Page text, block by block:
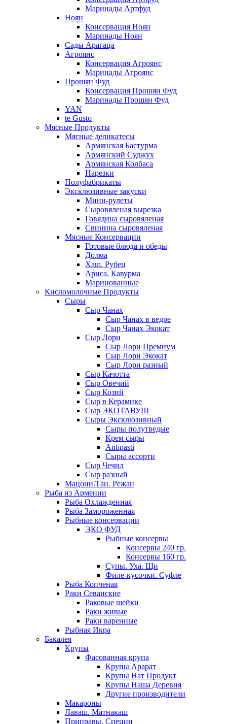
Маринады Артфуд
Ноян
Консервация Ноян
Маринады Ноян
Сады Арагаца
Агроянс
Консервация Агроянс
Маринады Агроянс
Прошян Фуд
Консервация Прошян Фуд
Маринады Прошян Фуд
YAN
te Gusto
Мясные Продукты
Мясные деликатесы
Армянская Бастурма
Армянский Суджух
Армянская Колбаса
Нарезки
Полуфабрикаты
Эксклюзивные закуски
Мини-рулеты
Сыровяленая вырезка
Говядина сыровяленая
Свинина сыровяленая
Мясные Консервации
Готовые блюда и обеды
Долма
Хаш. Рубец
Ариса. Кавурма
Маринованные
Кисломолочные Продукты
Сыры
Сыр Чанах
Сыр Чанах в ведре
Сыр Чанах Экокат
Сыр Лори
Сыр Лори Премиум
Сыр Лори Экокат
Сыр Лори разный
Сыр Качотта
Сыр Овечий
Сыр Козий
Сыр в Керамике
Сыр ЭКОТАВУШ
Сыры Эксклюзивный
Сыры полутведые
Крем сыры
Antipasti
Сыры ассорти
Сыр Чечил
Сыр разный
Мацони.Тан. Режан
Рыба из Армении
Рыба Охлажденная
Рыба Замороженная
Рыбные консервации
ЭКО ФУД
Рыбные консервы
Консервы 240 гр.
Консервы 160 гр.
Супы. Уха. Щи
Филе-кусочки. Суфле
Рыба Копченая
Раки Севанские
Раковые шейки
Раки живые
Раки варенные
Рыбная Икра
Бакалея
Крупы
Фасованная крупа
Крупы Арарат
Крупы Нат Продукт
Крупы Наша Деревня
Другие производители
Макароны
Лаваш. Матнакаш
Приправы. Специи